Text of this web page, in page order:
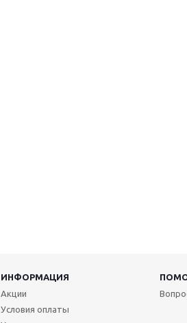
ИНФОРМАЦИЯ
Акции
Условия оплаты